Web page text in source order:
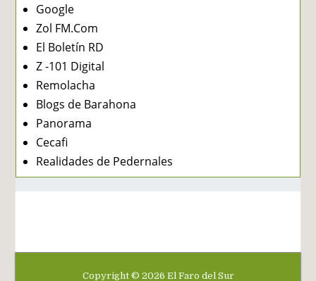
Google
Zol FM.Com
El Boletín RD
Z -101 Digital
Remolacha
Blogs de Barahona
Panorama
Cecafi
Realidades de Pedernales
Copyright © 2026 El Faro del Sur